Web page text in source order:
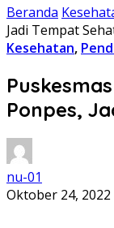
Beranda
Jadi Tempat
Kesehatan,
Ponpes,
nu-01
Oktober 24, 2022